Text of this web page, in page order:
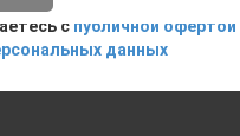
с публичной офертой
данных